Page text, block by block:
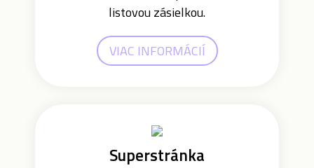
listovou zásielkou.
VIAC INFORMÁCIÍ
Superstránka